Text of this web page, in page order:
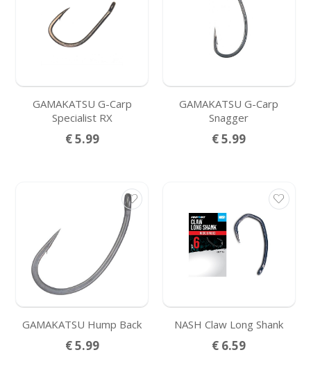
GAMAKATSU G-Carp
Specialist RX
€ 5.99
GAMAKATSU G-Carp
Snagger
€ 5.99
GAMAKATSU Hump Back
€ 5.99
NASH Claw Long Shank
€ 6.59